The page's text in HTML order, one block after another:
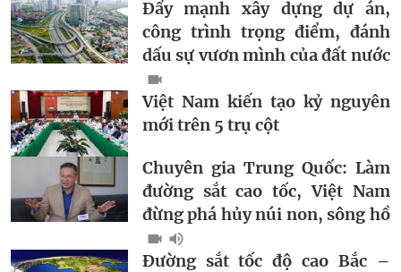
Đẩy mạnh xây dựng dự án,
công trình trọng điểm, đánh
dấu sự vươn mình của đất nước
Việt Nam kiến tạo kỷ nguyên
mới trên 5 trụ cột
Chuyên gia Trung Quốc: Làm
đường sắt cao tốc, Việt Nam
đừng phá hủy núi non, sông hồ
Đường sắt tốc độ cao Bắc –